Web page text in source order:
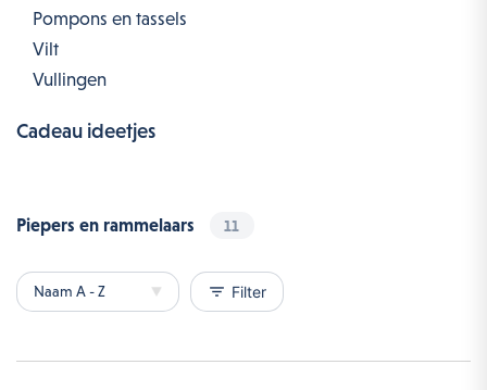
Pompons en tassels
Vilt
Vullingen
Cadeau ideetjes
Piepers en rammelaars 11
filter_list Filter